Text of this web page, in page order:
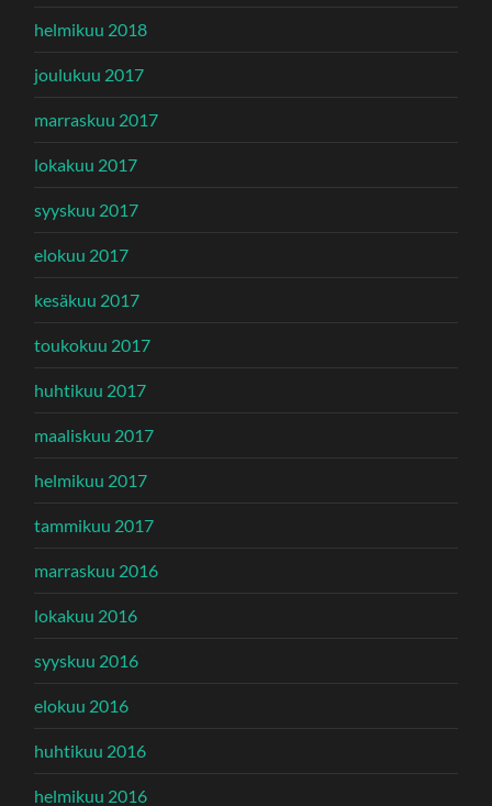
helmikuu 2018
joulukuu 2017
marraskuu 2017
lokakuu 2017
syyskuu 2017
elokuu 2017
kesäkuu 2017
toukokuu 2017
huhtikuu 2017
maaliskuu 2017
helmikuu 2017
tammikuu 2017
marraskuu 2016
lokakuu 2016
syyskuu 2016
elokuu 2016
huhtikuu 2016
helmikuu 2016